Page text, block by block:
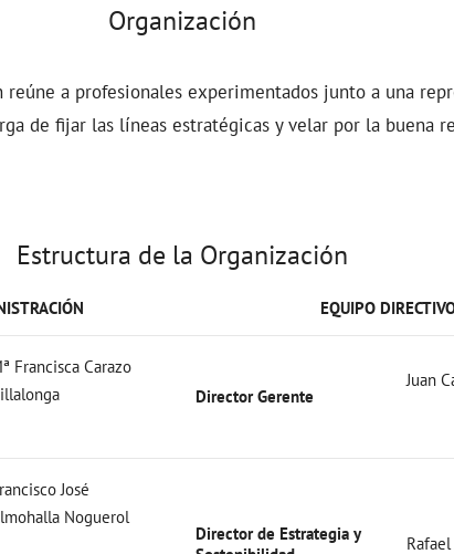
Organización
reúne a profesionales experimentados junto a una
de fijar las líneas estratégicas y velar por la buena
Estructura de la Organización
EQUIPO
Francisca Carazo
Director Gerente
Juan
José
Noguerol
Director de Estrategia y